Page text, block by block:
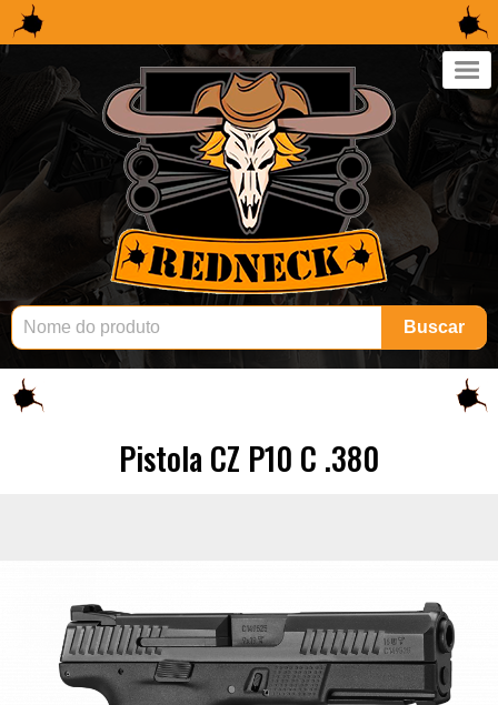
×
Buscar
Pistola CZ P10 C .380